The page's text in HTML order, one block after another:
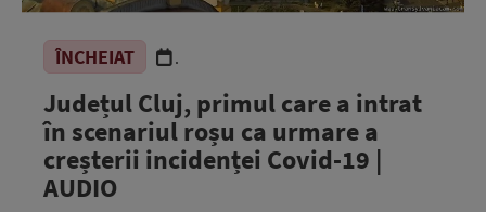
ÎNCHEIAT .
Județul Cluj, primul care a intrat
în scenariul roșu ca urmare a
creșterii incidenței Covid-19 |
AUDIO